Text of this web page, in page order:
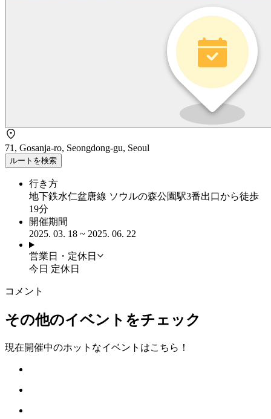
71, Gosanja-ro, Seongdong-gu, Seoul
ルートを検索
行き方
地下鉄水仁盆唐線 ソウルの森公園駅3番出口から徒歩
19分
開催期間
2025. 03. 18 ~ 2025. 06. 22
営業日・定休日
今日 定休日
コメント
その他のイベントをチェック
現在開催中のホットなイベントはこちら！